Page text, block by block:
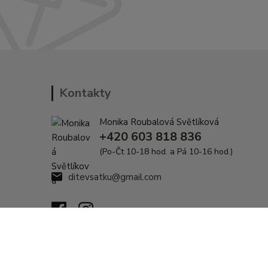
Kontakty
Monika Roubalová Světlíková
+420 603 818 836
(Po-Čt 10-18 hod. a Pá 10-16 hod.)
ditevsatku@gmail.com